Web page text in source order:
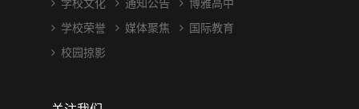
学校荣誉
校园掠影
媒体聚焦
国际教育